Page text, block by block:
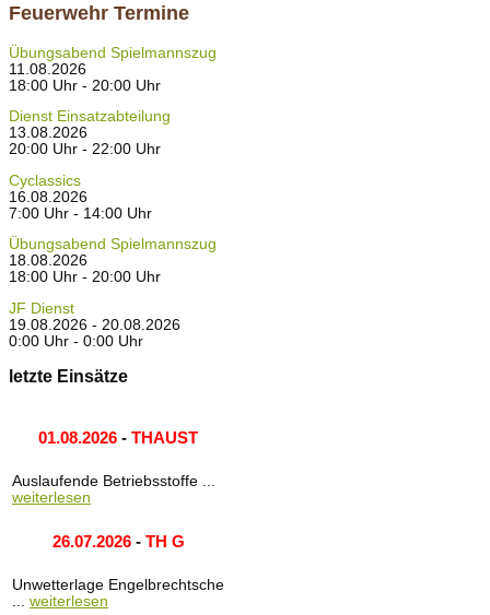
Feuerwehr Termine
Übungsabend Spielmannszug
11.08.2026
18:00 Uhr - 20:00 Uhr
Dienst Einsatzabteilung
13.08.2026
20:00 Uhr - 22:00 Uhr
Cyclassics
16.08.2026
7:00 Uhr - 14:00 Uhr
Übungsabend Spielmannszug
18.08.2026
18:00 Uhr - 20:00 Uhr
JF Dienst
19.08.2026 - 20.08.2026
0:00 Uhr - 0:00 Uhr
letzte Einsätze
01.08.2026 - THAUST
Auslaufende Betriebsstoffe ...
weiterlesen
26.07.2026- TH G
Unwetterlage Engelbrechtsche
... weiterlesen